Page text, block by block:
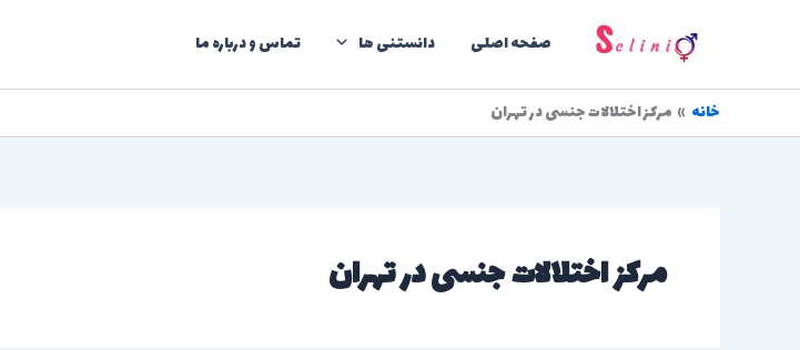
صفحه اصلی دانستنی ها تماس و درباره ما
خانه مرکز اختلالات جنسی در تهران
مرکز اختلالات جنسی در تهران